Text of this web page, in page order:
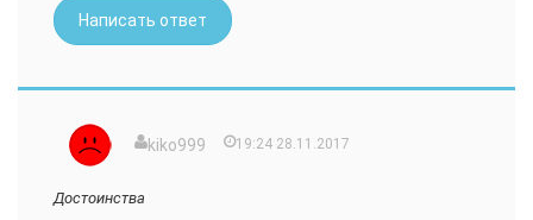
Написать ответ
kiko999 19:24 28.11.2017
Достоинства